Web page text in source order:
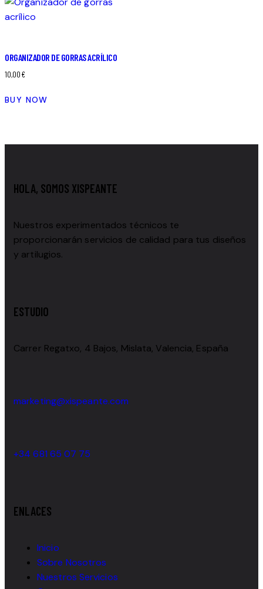
ORGANIZADOR DE GORRAS ACRÍLICO
10,00€
BUY NOW
HOLA, SOMOS XISPEANTE
Nuestros experimentados técnicos te
proporcionarán servicios de calidad para tus diseños
y artilugios.
ESTUDIO
Carrer Regatxo, 4 Bajos, Mislata, Valencia, España
marketing@xispeante.com
+34 681 65 07 75
ENLACES
Inicio
Sobre Nosotros
Nuestros Servicios